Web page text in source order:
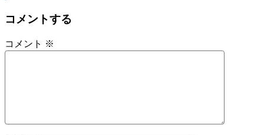
コメントする
コメント ※